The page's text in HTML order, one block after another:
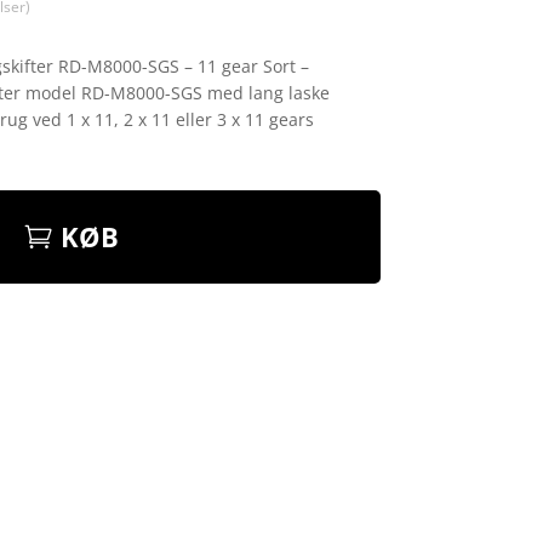
RD-M8000-SGS – 11 gear Sort –
model RD-M8000-SGS med lang laske
ved 1 x 11, 2 x 11 eller 3 x 11 gears
KØB